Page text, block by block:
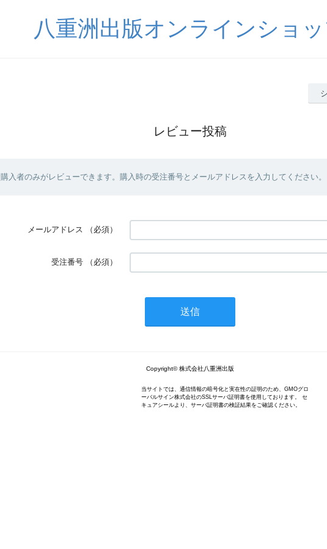
八重洲出版オンラインショ
レビュー投稿
購入者のみがレビューできます。購入時の受注番号とメールアドレスを入力してください。
メールアドレス （必須）
受注番号 （必須）
Copyright© 株式会社八重洲出版
当サイトでは、通信情報の暗号化と実在性の証明のため、GMOグロ
ーバルサイン株式会社のSSLサーバ証明書を使用しております。 セ
キュアシールより、サーバ証明書の検証結果をご確認ください。